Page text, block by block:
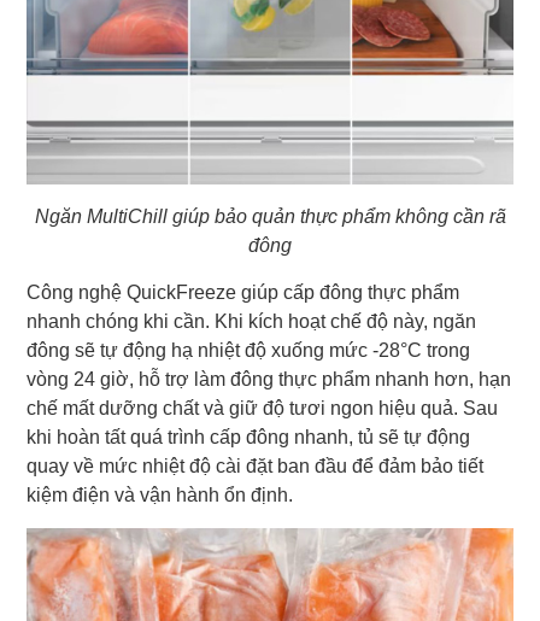
Ngăn MultiChill giúp bảo quản thực phẩm không cần rã
đông
Công nghệ QuickFreeze giúp cấp đông thực phẩm
nhanh chóng khi cần. Khi kích hoạt chế độ này, ngăn
đông sẽ tự động hạ nhiệt độ xuống mức -28°C trong
vòng 24 giờ, hỗ trợ làm đông thực phẩm nhanh hơn, hạn
chế mất dưỡng chất và giữ độ tươi ngon hiệu quả. Sau
khi hoàn tất quá trình cấp đông nhanh, tủ sẽ tự động
quay về mức nhiệt độ cài đặt ban đầu để đảm bảo tiết
kiệm điện và vận hành ổn định.